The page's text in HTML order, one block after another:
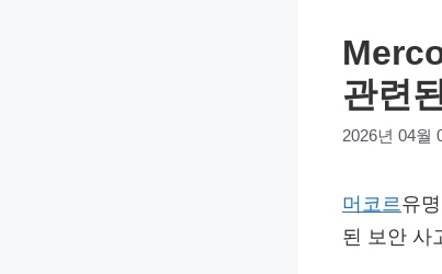
관련
2026년 04월
머코르 유
된 보안 사